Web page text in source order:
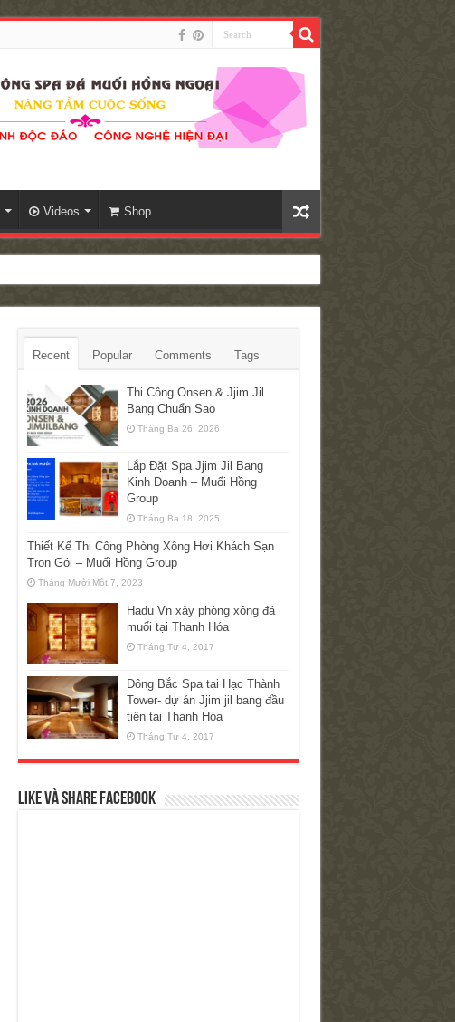
Videos Shop
Recent Popular Comments Tags
Thi Công Onsen & Jjim Jil
Bang Chuẩn Sao
Tháng Ba 26, 2026
Lắp Đặt Spa Jjim Jil Bang
Kinh Doanh – Muối Hồng
Group
Tháng Ba 18, 2025
Thiết Kế Thi Công Phòng Xông Hơi Khách Sạn
Trọn Gói – Muối Hồng Group
Tháng Mười Một 7, 2023
Hadu Vn xây phòng xông đá
muối tại Thanh Hóa
Tháng Tư 4, 2017
Đông Bắc Spa tại Hạc Thành
Tower- dự án Jjim jil bang đầu
tiên tại Thanh Hóa
Tháng Tư 4, 2017
Like và Share Facebook